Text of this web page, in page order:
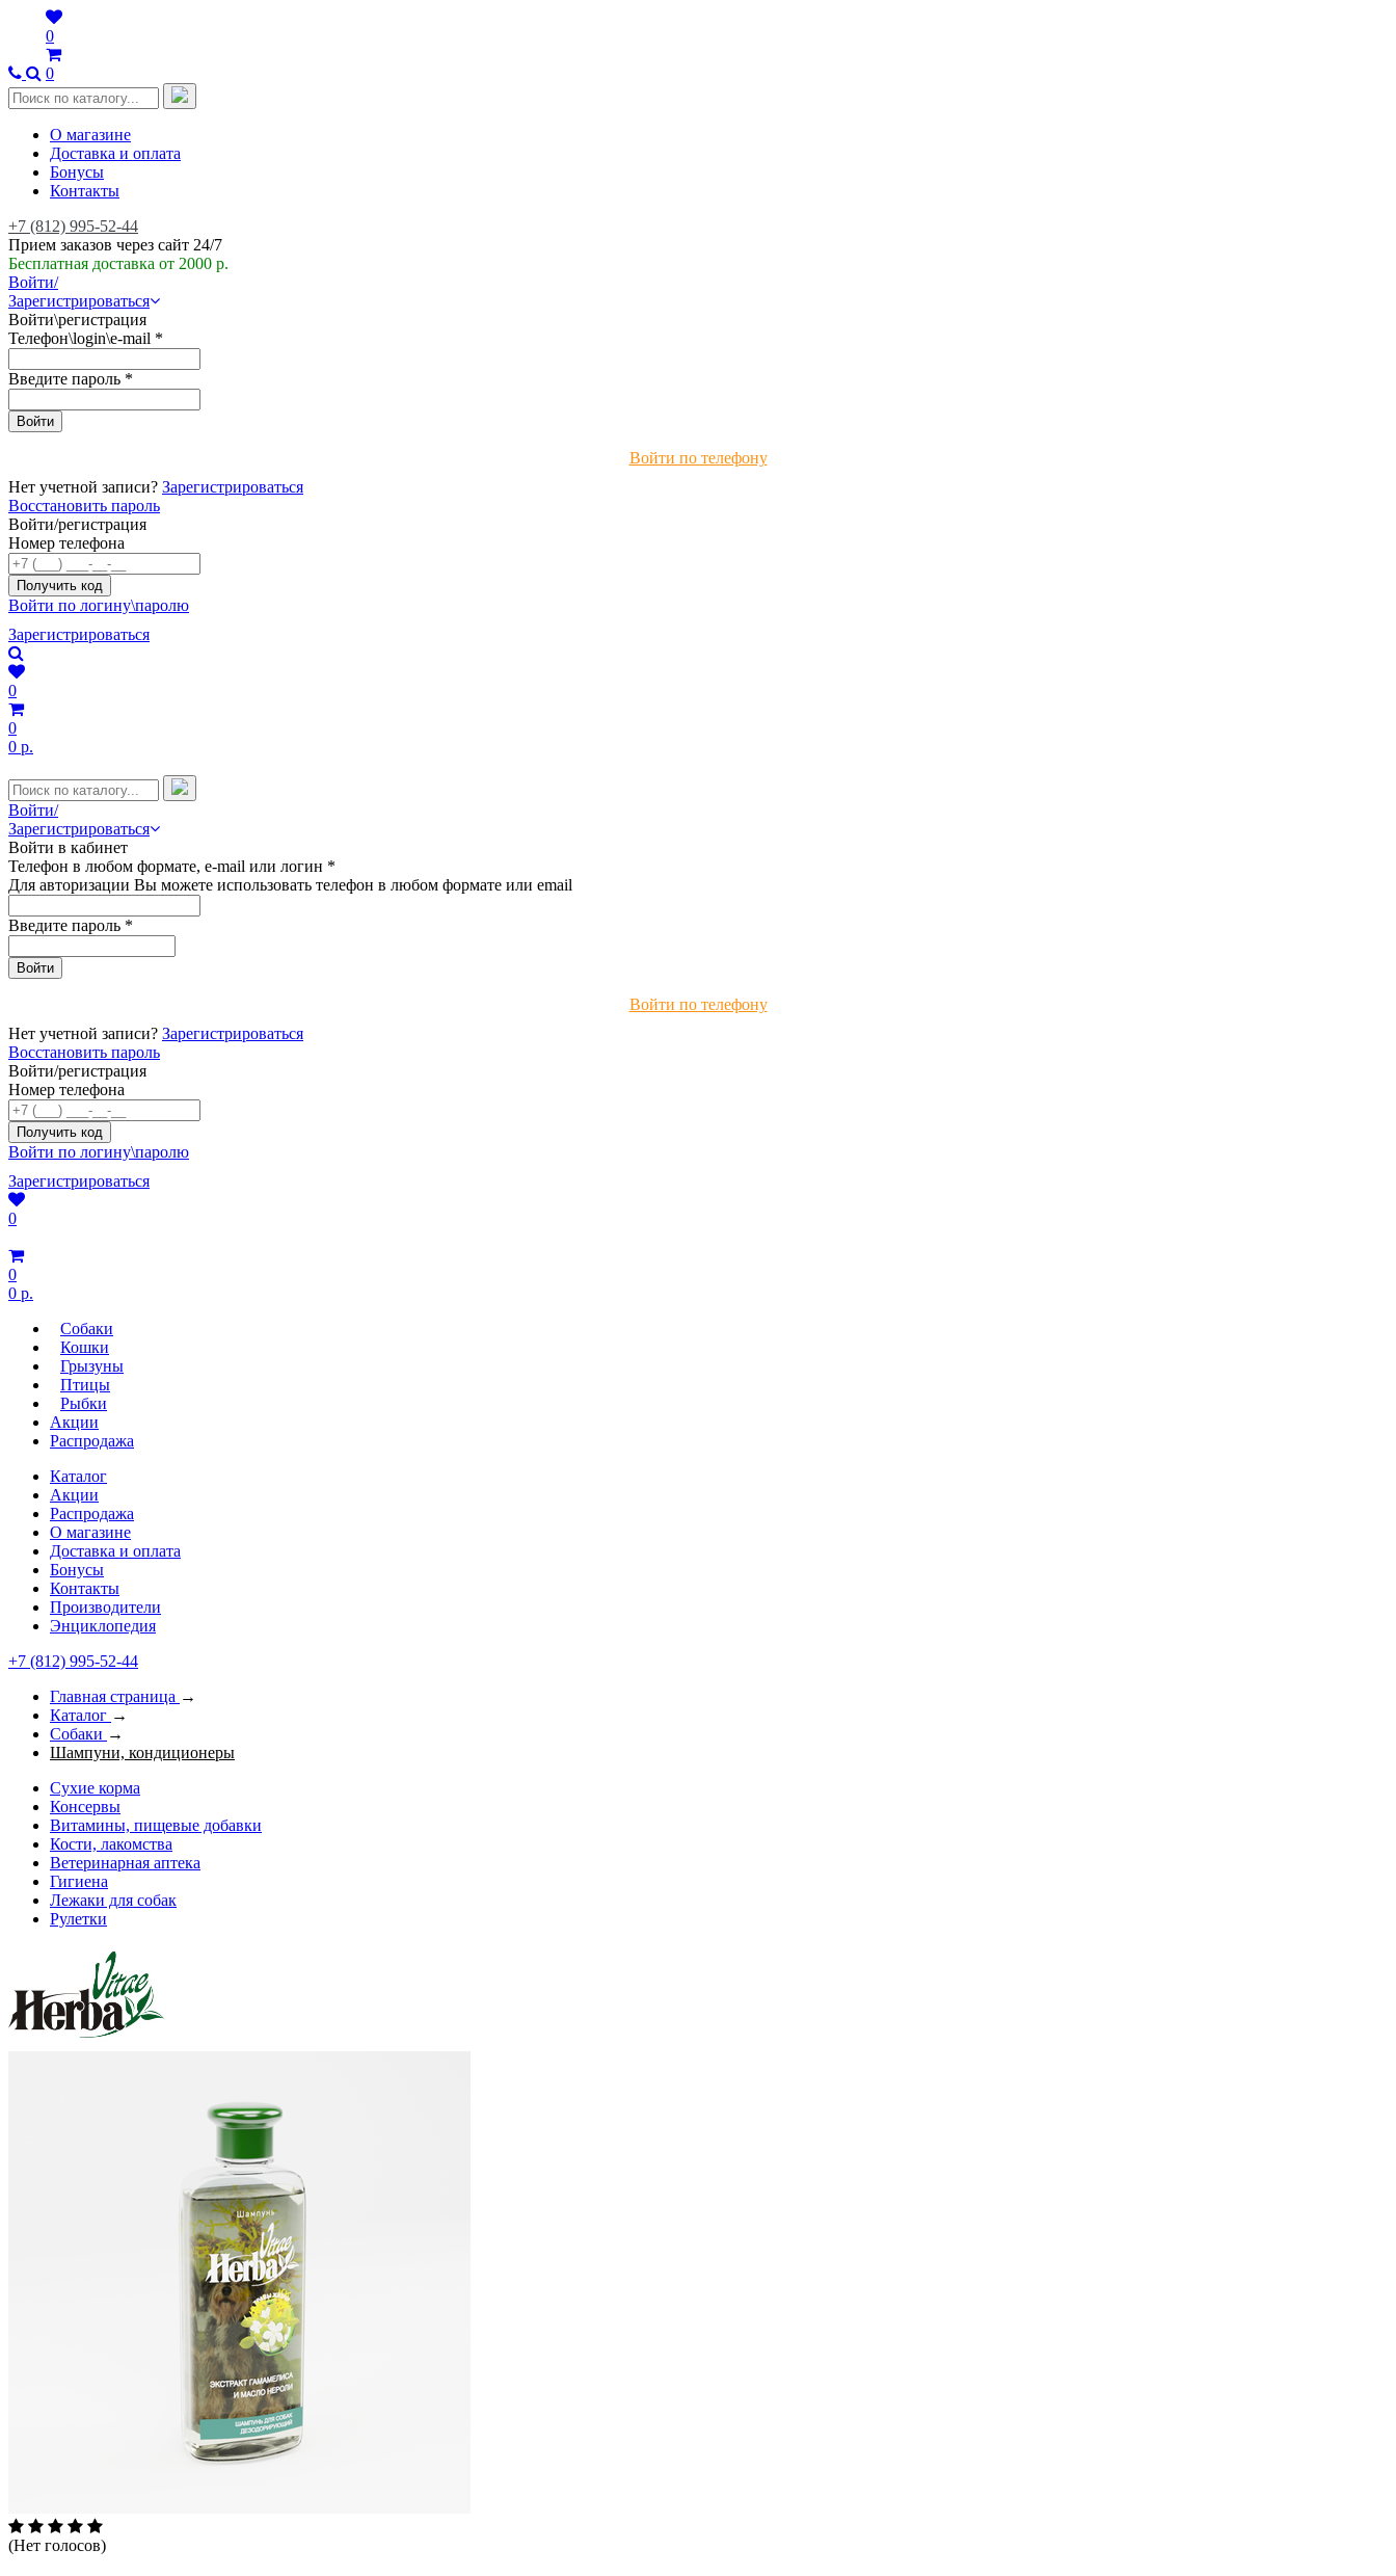
0
0
О магазине
Доставка и оплата
Бонусы
Контакты
+7 (812) 995-52-44
Прием заказов через сайт 24/7
Бесплатная доставка от 2000 р.
Войти/
Зарегистрироваться
Войти\регистрация
Телефон\login\e-mail *
Введите пароль *
Войти по телефону
Нет учетной записи? Зарегистрироваться
Восстановить пароль
Войти/регистрация
Номер телефона
Войти по логину\паролю
Зарегистрироваться
0
0
0 р.
Войти/
Зарегистрироваться
Войти в кабинет
Телефон в любом формате, e-mail или логин *
Для авторизации Вы можете использовать телефон в любом формате или email
Введите пароль *
Войти по телефону
Нет учетной записи? Зарегистрироваться
Восстановить пароль
Войти/регистрация
Номер телефона
Войти по логину\паролю
Зарегистрироваться
0
0
0 р.
Собаки
Кошки
Грызуны
Птицы
Рыбки
Акции
Распродажа
Каталог
Акции
Распродажа
О магазине
Доставка и оплата
Бонусы
Контакты
Производители
Энциклопедия
+7 (812) 995-52-44
Главная страница →
Каталог →
Собаки →
Шампуни, кондиционеры
Сухие корма
Консервы
Витамины, пищевые добавки
Кости, лакомства
Ветеринарная аптека
Гигиена
Лежаки для собак
Рулетки
(Нет голосов)